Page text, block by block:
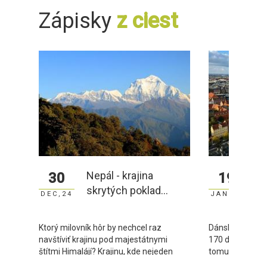
Zápisky z ciest
30
DEC,24
Nepál - krajina
skrytých poklad...
Ktorý milovník hôr by nechcel raz
navštíviť krajinu pod majestátnymi
štítmi Himalájí? Krajinu, kde nejeden
19
JAN,23
Dánska
170 daždivými
tomu vybrala